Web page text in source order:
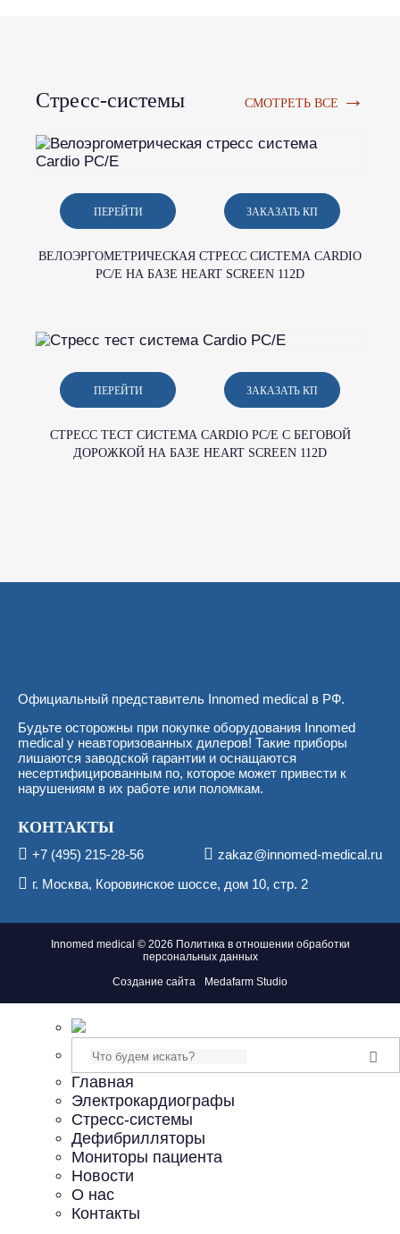
Стресс-системы СМОТРЕТЬ ВСЕ →
ПЕРЕЙТИ ЗАКАЗАТЬ КП
ВЕЛОЭРГОМЕТРИЧЕСКАЯ СТРЕСС СИСТЕМА CARDIO
PC/E НА БАЗЕ HEART SCREEN 112D
ПЕРЕЙТИ ЗАКАЗАТЬ КП
CТРЕСС ТЕСТ СИСТЕМА CARDIO PC/E С БЕГОВОЙ
ДОРОЖКОЙ НА БАЗЕ HEART SCREEN 112D
Официальный представитель Innomed medical в РФ.
Будьте осторожны при покупке оборудования Innomed
medical у неавторизованных дилеров! Такие приборы
лишаются заводской гарантии и оснащаются
несертифицированным по, которое может привести к
нарушениям в их работе или поломкам.
КОНТАКТЫ
+7 (495) 215-28-56
zakaz@innomed-medical.ru
г. Москва, Коровинское шоссе, дом 10, стр. 2
Innomed medical © 2026 Политика в отношении обработки
персональных данных
Создание сайта
Medafarm Studio
Поиск
Главная
Электрокардиографы
Стресс-системы
Дефибрилляторы
Мониторы пациента
Новости
О нас
Контакты